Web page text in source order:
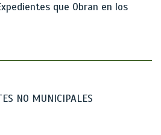
que Obran en los
NO MUNICIPALES